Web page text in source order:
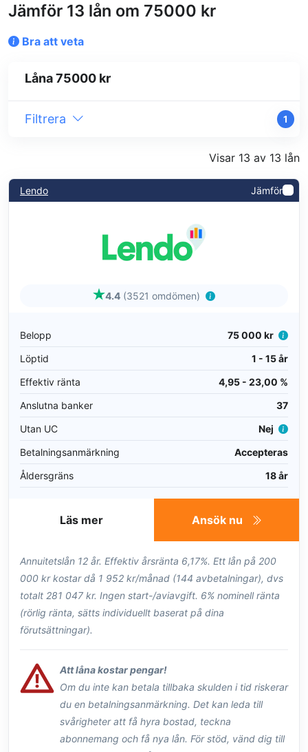
Jämför 13 lån om 75000 kr
Bra att veta
Låna 75000 kr
Filtrera 1
Visar 13 av 13 lån
Lendo Jämför
4.4 (3521 omdömen)
Belopp
75 000 kr
Löptid
1 - 15 år
Effektiv ränta
4,95 - 23,00 %
Anslutna banker
37
Utan UC
Nej
Betalningsanmärkning
Accepteras
Åldersgräns
18 år
Ansök nu
Läs mer
Annuitetslån 12 år. Effektiv årsränta 6,17%. Ett lån på 200
000 kr kostar då 1 952 kr/månad (144 avbetalningar), dvs
totalt 281 047 kr. Ingen start-/aviavgift. 6% nominell ränta
(rörlig ränta, sätts individuellt baserat på dina
förutsättningar).
Att låna kostar pengar!
Om du inte kan betala tillbaka skulden i tid riskerar
du en betalningsanmärkning. Det kan leda till
svårigheter att få hyra bostad, teckna
abonnemang och få nya lån. För stöd, vänd dig till